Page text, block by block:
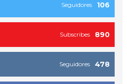
106
Seguidores
890
Subscribes
478
Seguidores